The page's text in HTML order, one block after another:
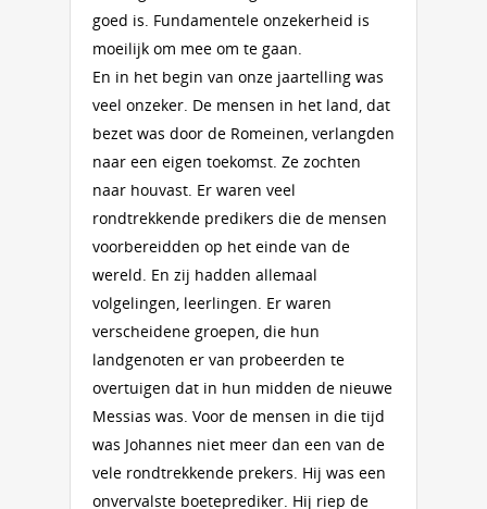
goed is. Fundamentele onzekerheid is
moeilijk om mee om te gaan.
En in het begin van onze jaartelling was
veel onzeker. De mensen in het land, dat
bezet was door de Romeinen, verlangden
naar een eigen toekomst. Ze zochten
naar houvast. Er waren veel
rondtrekkende predikers die de mensen
voorbereidden op het einde van de
wereld. En zij hadden allemaal
volgelingen, leerlingen. Er waren
verscheidene groepen, die hun
landgenoten er van probeerden te
overtuigen dat in hun midden de nieuwe
Messias was. Voor de mensen in die tijd
was Johannes niet meer dan een van de
vele rondtrekkende prekers. Hij was een
onvervalste boeteprediker. Hij riep de